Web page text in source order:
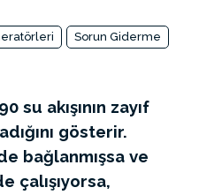
Sorun Giderme
akışının zayıf
gösterir.
bağlanmışsa ve
çalışıyorsa,